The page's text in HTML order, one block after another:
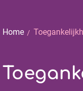
Home